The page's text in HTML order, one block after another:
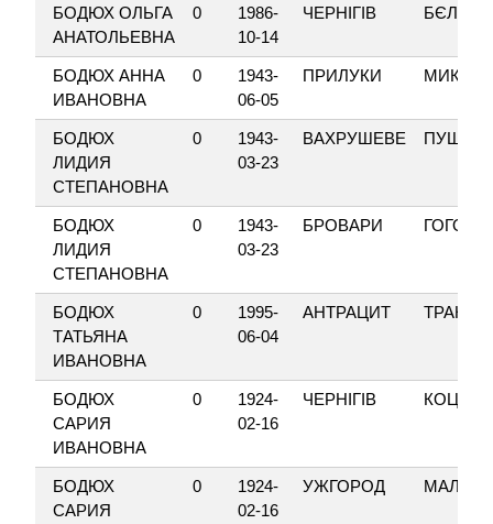
БОДЮХ ОЛЬГА
АНАТОЛЬЕВНА
0
1986-
10-14
ЧЕРНІГІВ БЄЛОВА
БОДЮХ АННА
ИВАНОВНА
0
1943-
06-05
ПРИЛУКИ
БОДЮХ
ЛИДИЯ
СТЕПАНОВНА
0
1943-
03-23
ВАХРУШЕВЕ
БОДЮХ
ЛИДИЯ
СТЕПАНОВНА
0
1943-
03-23
БРОВАРИ ГОГОЛЯ
БОДЮХ
ТАТЬЯНА
ИВАНОВНА
0
1995-
06-04
АНТРАЦИТ
БОДЮХ
САРИЯ
ИВАНОВНА
0
1924-
02-16
ЧЕРНІГІВ
БОДЮХ
САРИЯ
0
1924-
02-16
УЖГОРОД